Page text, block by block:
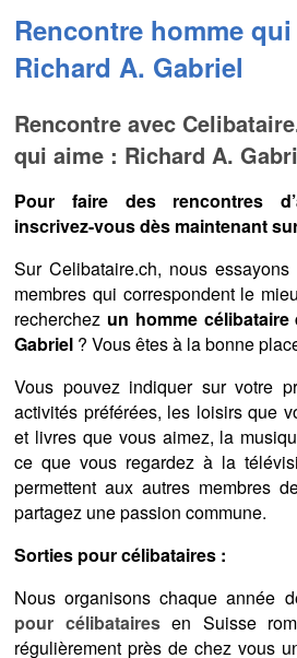
Rencontre homme
Richard A. Gabriel
Rencontre avec
qui aime : Richard A.
Pour faire des rencontres
inscrivez-vous dès maintenant
Sur Celibataire.ch, nous
membres qui correspondent le
recherchez un homme
Gabriel ? Vous êtes à la bonne
Vous pouvez indiquer sur votre
activités préférées, les loisirs que
et livres que vous aimez, la
ce que vous regardez à la
permettent aux autres membres
partagez une passion commune.
Sorties pour célibataires :
Nous organisons chaque année
pour célibatairesen Suisse
régulièrement près de chez vous